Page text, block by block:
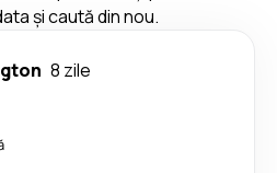
și caută din nou.
8 zile